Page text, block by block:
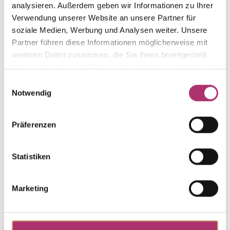
analysieren. Außerdem geben wir Informationen zu Ihrer
Verwendung unserer Website an unsere Partner für
soziale Medien, Werbung und Analysen weiter. Unsere
Partner führen diese Informationen möglicherweise mit
weiteren Daten zusammen, die Sie ihnen bereitgestellt
haben oder die sie im Rahmen Ihrer Nutzung der Dienste
Notwendig
Präferenzen
Statistiken
Marketing
The matching pieces
from this collection.
Cinderella · Bracelet · 14k Yellow Gold · Freshwater